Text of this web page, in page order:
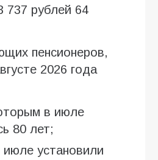
737 рублей 64
пенсионеров,
2026 года
в июле
80 лет;
июле установили